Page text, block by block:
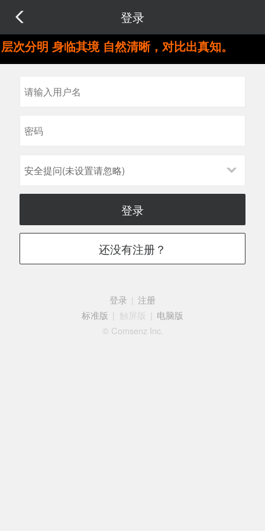
层次分明 身临其境 自然清晰，对比出真知。
登录
安全提问(未设置请忽略)
登录
还没有注册？
登录
注册
标准版
触屏版
电脑版
© Comsenz Inc.